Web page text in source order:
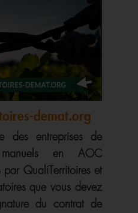
demat.org
des entreprises de
en AOC
QualiTerritoires et
que vous devez
du contrat de